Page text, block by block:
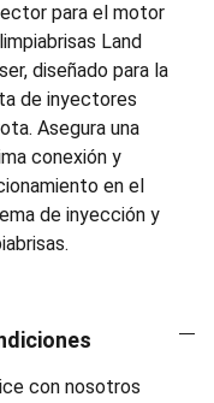
para el motor
Land
diseñado para la
de inyectores
Asegura una
conexión y
en el
de inyección y
con nosotros